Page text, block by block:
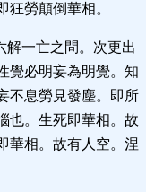
勞顛倒華相。
一亡之問。次更出
覺必明妄為明覺。知
不息勞見發塵。即所
也。生死即華相。故
華相。故有人空。涅